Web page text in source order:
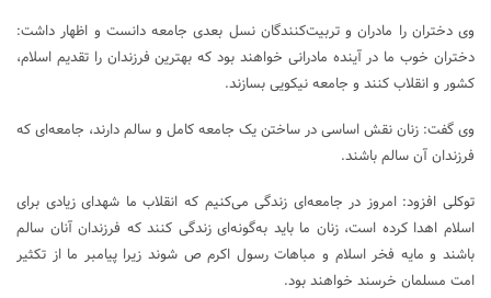
وی دختران را مادران و تربیت‌کنندگان نسل بعدی جامعه دانست و اظهار داشت:
دختران خوب ما در آینده مادرانی خواهند بود که بهترین فرزندان را تقدیم اسلام،
کشور و انقلاب کنند و جامعه نیکویی بسازند.
وی گفت: زنان نقش اساسی در ساختن یک جامعه کامل و سالم دارند، جامعه‌ای که
فرزندان آن سالم باشند.
توکلی افزود: امروز در جامعه‌ای زندگی می‌کنیم که انقلاب ما شهدای زیادی برای
اسلام اهدا کرده است، زنان ما باید به‌گونه‌ای زندگی کنند که فرزندان آنان سالم
باشند و مایه فخر اسلام و مباهات رسول اکرم ص شوند زیرا پیامبر ما از تکثیر
امت مسلمان خرسند خواهند بود.